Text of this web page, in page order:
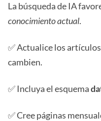
La búsqueda de IA
conocimiento actual.
✅ Actualice los
cambien.
✅ Incluya el esquema
✅ Cree páginas